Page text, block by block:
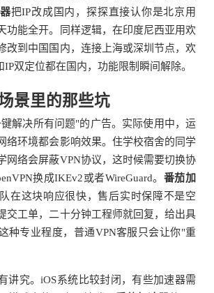
把IP改成国内，探探直接认你是北京用
功能全开。同样逻辑，在印度尼西亚用欢
改到中国国内，连接上海或深圳节点，欢
IP双定位都在国内，功能限制瞬间解除。
景里的那些坑
解决所有问题"的广告。实际使用中，运
络环境都会影响效果。住学校宿舍的同学
网络会屏蔽VPN协议，这时候需要切换协
换成IKEv2或者WireGuard。 番茄加
在这块响应很快，售后实时保障不是空
交工单，二十分钟工程师就回复，给出具
种专业程度，普通VPN客服只会让你"重
讲究。iOS系统比较封闭，有些加速器需